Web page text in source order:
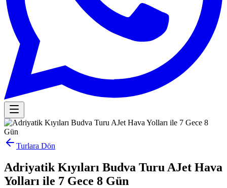
Turlara Dön
Adriyatik Kıyıları Budva Turu AJet Hava
Yolları ile 7 Gece 8 Gün